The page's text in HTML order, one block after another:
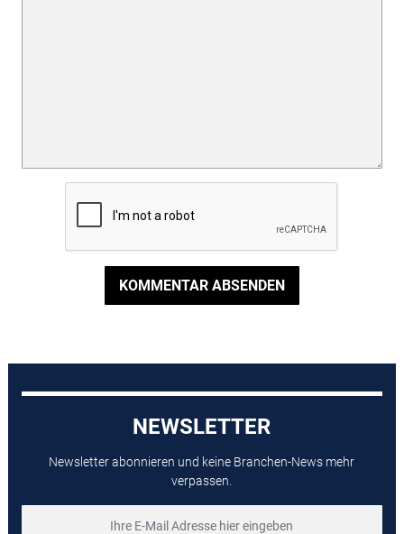
KOMMENTAR ABSENDEN
NEWSLETTER
Newsletter abonnieren und keine Branchen-News mehr
verpassen.